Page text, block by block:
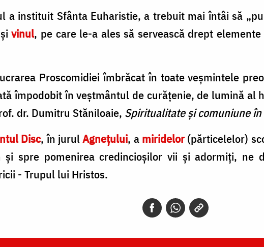
a instituit Sfânta Euha­ristie, a trebuit mai întâi să
vinul, pe care le-a ales să servească drept
Proscomidiei îmbrăcat în toate veşmintele
împodobit în veştmântul de curăţenie, de lumină al
dr. Dumitru Stăniloaie, Spiritualitate și comuniune
Disc, în jurulAgnețului, a miridelor(părticelelor)
și spre pomenirea credincioșilor vii și adormiți, ne
- Trupul lui Hristos.